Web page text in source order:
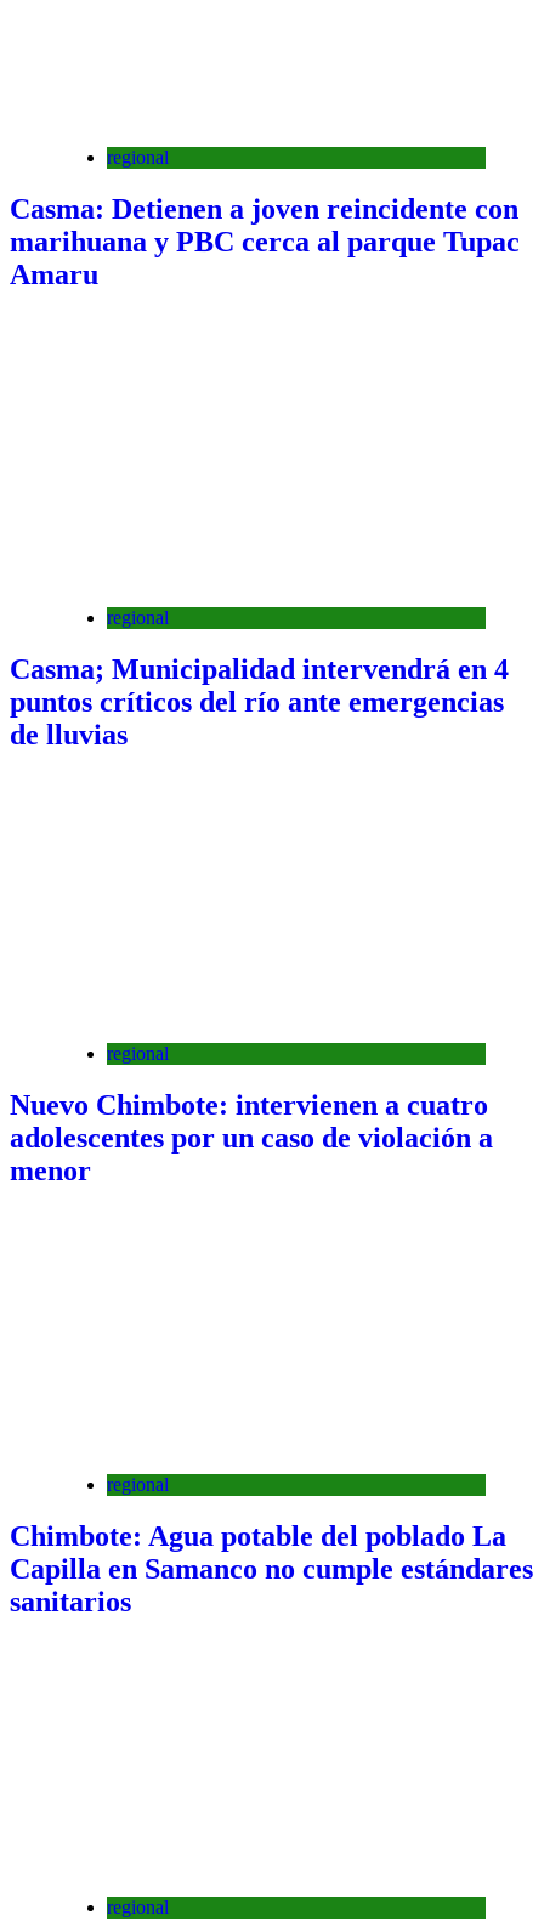
regional
Casma: Detienen a joven reincidente con
marihuana y PBC cerca al parque Tupac
Amaru
regional
Casma; Municipalidad intervendrá en 4
puntos críticos del río ante emergencias
de lluvias
regional
Nuevo Chimbote: intervienen a cuatro
adolescentes por un caso de violación a
menor
regional
Chimbote: Agua potable del poblado La
Capilla en Samanco no cumple estándares
sanitarios
regional